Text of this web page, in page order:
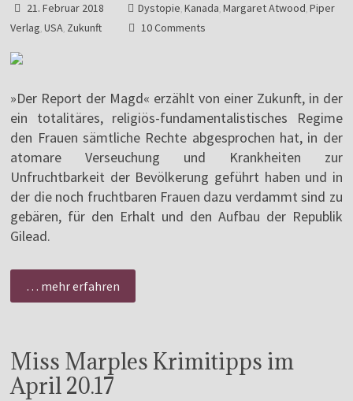
21. Februar 2018 Dystopie,Kanada,Margaret Atwood,Piper
Verlag,USA, Zukunft 10 Comments
»Der Report der Magd« erzählt von einer Zukunft, in der
ein totalitäres, religiös-fundamentalistisches Regime
den Frauen sämtliche Rechte abgesprochen hat, in der
atomare Verseuchung und Krankheiten zur
Unfruchtbarkeit der Bevölkerung geführt haben und in
der die noch fruchtbaren Frauen dazu verdammt sind zu
gebären, für den Erhalt und den Aufbau der Republik
Gilead.
… mehr erfahren
Miss Marples Krimitipps im
April 20.17